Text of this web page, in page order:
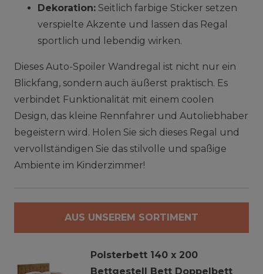
Dekoration: Seitlich farbige Sticker setzen
verspielte Akzente und lassen das Regal
sportlich und lebendig wirken.
Dieses Auto-Spoiler Wandregal ist nicht nur ein
Blickfang, sondern auch äußerst praktisch. Es
verbindet Funktionalität mit einem coolen
Design, das kleine Rennfahrer und Autoliebhaber
begeistern wird. Holen Sie sich dieses Regal und
vervollständigen Sie das stilvolle und spaßige
Ambiente im Kinderzimmer!
AUS UNSEREM SORTIMENT
Polsterbett 140 x 200
Bettgestell Bett Doppelbett